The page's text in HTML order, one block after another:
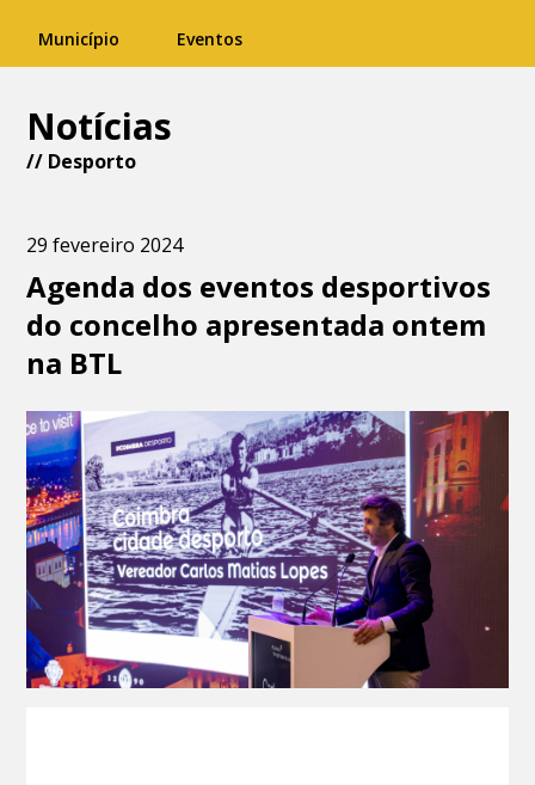
Município Eventos
Notícias
// Desporto
29 fevereiro 2024
Agenda dos eventos desportivos
do concelho apresentada ontem
na BTL